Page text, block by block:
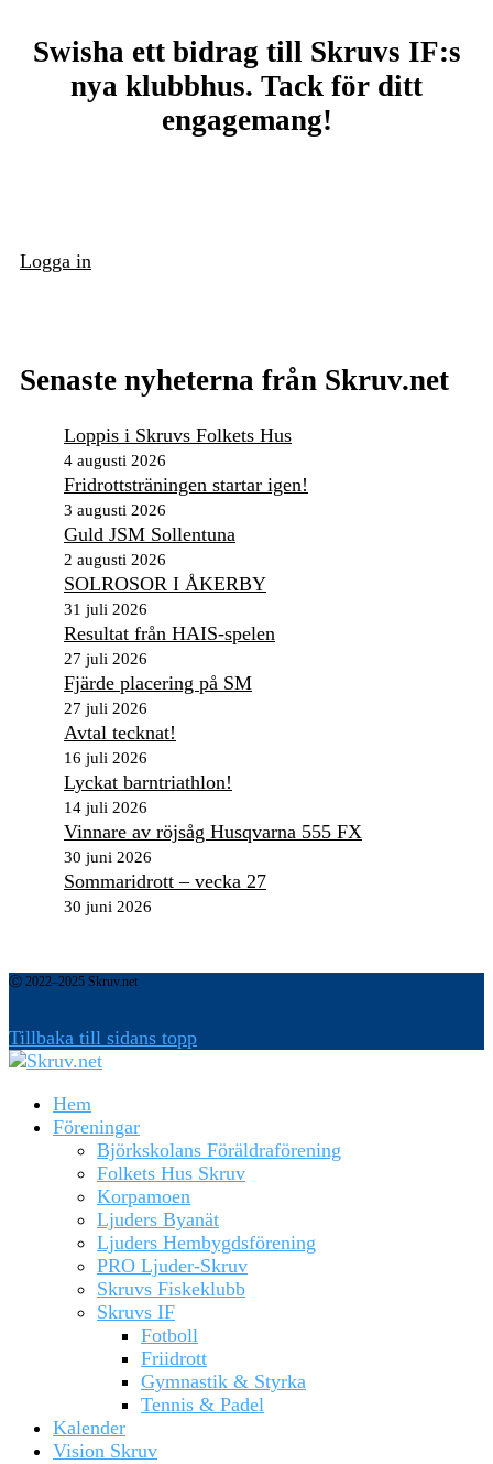
Swisha ett bidrag till Skruvs IF:s
nya klubbhus. Tack för ditt
engagemang!
Logga in
Senaste nyheterna från Skruv.net
Loppis i Skruvs Folkets Hus
4 augusti 2026
Fridrottsträningen startar igen!
3 augusti 2026
Guld JSM Sollentuna
2 augusti 2026
SOLROSOR I ÅKERBY
31 juli 2026
Resultat från HAIS-spelen
27 juli 2026
Fjärde placering på SM
27 juli 2026
Avtal tecknat!
16 juli 2026
Lyckat barntriathlon!
14 juli 2026
Vinnare av röjsåg Husqvarna 555 FX
30 juni 2026
Sommaridrott – vecka 27
30 juni 2026
Ⓒ 2022–2025 Skruv.net
Tillbaka till sidans topp
Hem
Föreningar
Björkskolans Föräldraförening
Folkets Hus Skruv
Korpamoen
Ljuders Byanät
Ljuders Hembygdsförening
PRO Ljuder-Skruv
Skruvs Fiskeklubb
Skruvs IF
Fotboll
Friidrott
Gymnastik & Styrka
Tennis & Padel
Kalender
Vision Skruv